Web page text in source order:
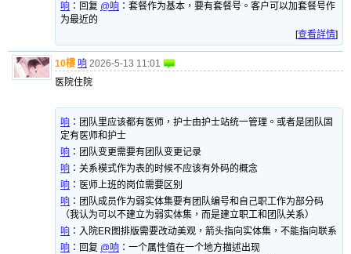
响 ： 回复 @响 ：套餐作为基本，要有套餐号。客户可以加套餐号作
为最近的
[查看詳情]
10樓 响 2026-5-13 11:01
医院住院
响 ： 团队里应该都有医师，护士由护士站统一管理。或者是团队固
定有医师和护士
响 ： 团队变更需要有团队变更记录
响 ： 关系模式作为表的时候不应该有外码的概念
响 ： 医师上班的岗位需要区别
响 ： 团队成员作为弱实体集要有团队编号和自己职工作为部分码
（我认为可以不建立为弱实体集，而是建立职工和团队关系）
响 ： 入院ER图排版需要改动美观，箭头指向实体集，不能指向联系
响 ： 回复 @响 ：一个属性值在一个地方描述出现